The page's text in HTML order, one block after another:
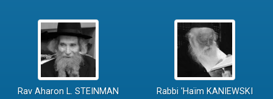
Rav Aharon L. STEINMAN Rabbi 'Haïm KANIEWSKI